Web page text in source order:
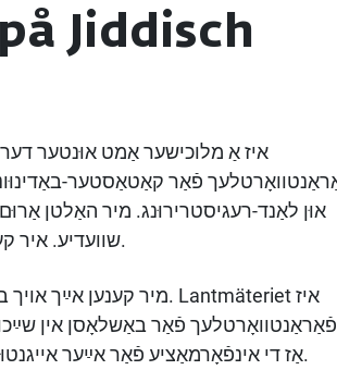
Jiddisch
איז אַ מלוכישער אַמט אוּנטער דער
שוועדיע. איר קענט בײַ אוּנדז געפֿינען מאַפּעס מיט די פֿאַרשיידענע נוּצנס.
מיר קענען אײַך אויך בײַשטיין בײַ אַ באָדן-צעטיילוּנג צי אַן אייגנטוּם-באַשטימוּנג. Lantmäterietאיז
פֿאַראַנטוואָרטלעך פֿאַר באַשלאָסן אין
אַז די אינפֿאָרמאַציע פֿאַר אײַער אייגנטוּם איז ווי געהעריק פֿאַרשריבן אינעם אייגנטוּם-רעגיסטער.